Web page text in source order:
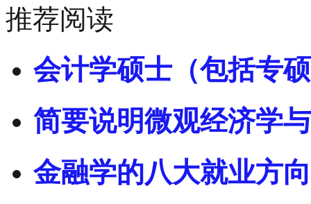
推荐阅读
会计学硕士（包括专
简要说明微观经济学
金融学的八大就业方